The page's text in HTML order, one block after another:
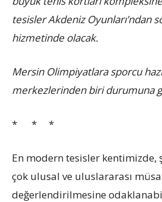
tesisler Akdeniz Oyunları’ndan
hizmetinde olacak.
Mersin Olimpiyatlara sporcu
merkezlerinden biri durumuna
* * *
En modern tesisler kentimizde,
çok ulusal ve uluslararası
değerlendirilmesine